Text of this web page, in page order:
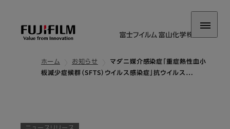
ホーム お知らせ
マダニ媒介感染症「重症熱性血小
板減少症候群（SFTS）ウイルス感染症」抗ウイルス…